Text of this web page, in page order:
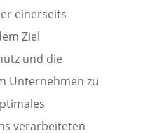
einerseits
Ziel
und die
Unternehmen zu
verarbeiteten